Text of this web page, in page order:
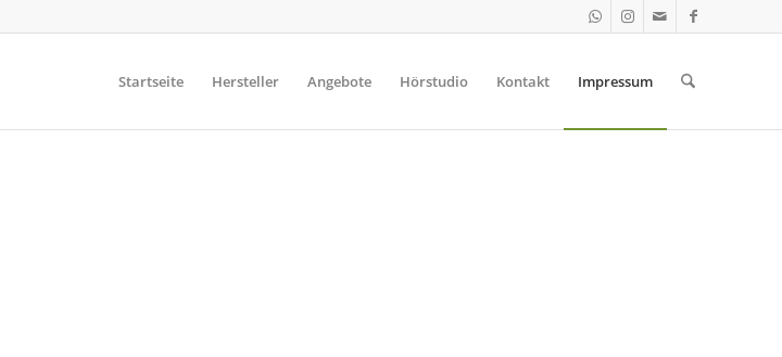
Startseite Hersteller Angebote Hörstudio Kontakt Impressum